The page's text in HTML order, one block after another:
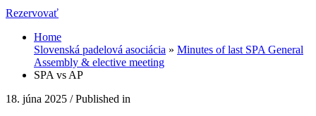
Rezervovať
Home
Slovenská padelová asociácia » Minutes of last SPA General
Assembly & elective meeting
SPA vs AP
18. júna 2025 /Published in